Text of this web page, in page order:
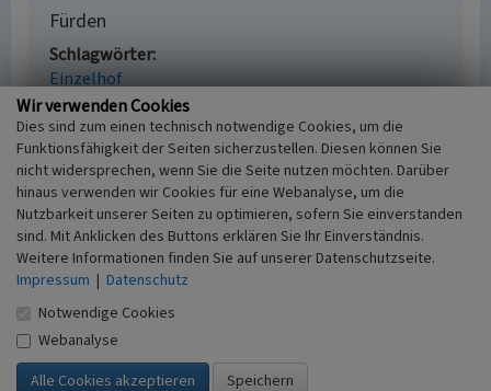
Fürden
Schlagwörter
Einzelhof
Fachsicht(en)
Kulturlandschaftspflege
Erfassungsmaßstab
i.d.R. 1:5.000 (größer als 1:20.000)
Erfassungsmethode
Auswertung historischer Karten
Historischer Zeitraum
Beginn vor 1715
Empfohlene Zitierweise
Wir verwenden Cookies
Dies sind zum einen technisch notwendige Cookies, um die
Funktionsfähigkeit der Seiten sicherzustellen. Diesen können Sie
nicht widersprechen, wenn Sie die Seite nutzen möchten. Darüber
hinaus verwenden wir Cookies für eine Webanalyse, um die
Nutzbarkeit unserer Seiten zu optimieren, sofern Sie einverstanden
sind. Mit Anklicken des Buttons erklären Sie Ihr Einverständnis.
Weitere Informationen finden Sie auf unserer Datenschutzseite.
Impressum | Datenschutz
Notwendige Cookies
Webanalyse